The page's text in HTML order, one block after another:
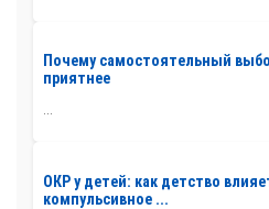
Почему самостоятельный
приятнее
...
ОКР у детей: как детство
компульсивное ...